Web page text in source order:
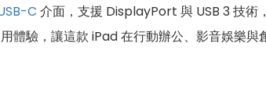
C 介面，支援 DisplayPort 與 USB 3 技術
驗，讓這款 iPad 在行動辦公、影音娛樂與